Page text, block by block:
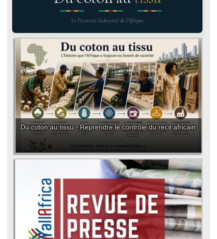
Le Potentiel Industriel de l'Afrique
Du coton au tissu - Reprendre le contrôle du récit africain